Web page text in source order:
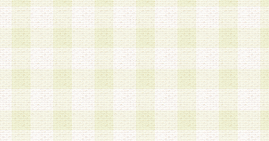
c.モバイルリサーチ、またはグループ形式による
実施もしくは運営
d.その他これらに付随する業務
4.会員は、住所、電話番号その他の登録情報につ
合は、速やかに当社所定の変更手続きを行うもの
5.当社は、必要と認めた場合、会員に対して、電
手段により登録情報の対象者が会員登録者本人で
の内容が正確であること、アンケートの回答内容